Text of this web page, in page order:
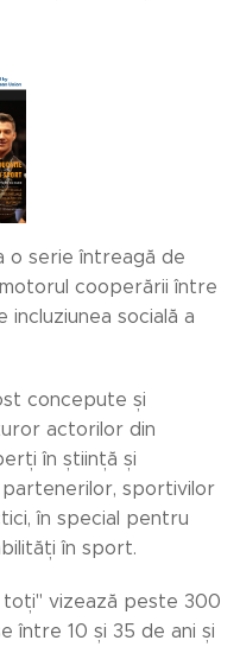
o serie întreagă de
cooperării între
socială a
concepute și
actorilor din
în știință și
sportivilor
în special pentru
în sport.
vizează peste 300
între 10 și 35 de ani și